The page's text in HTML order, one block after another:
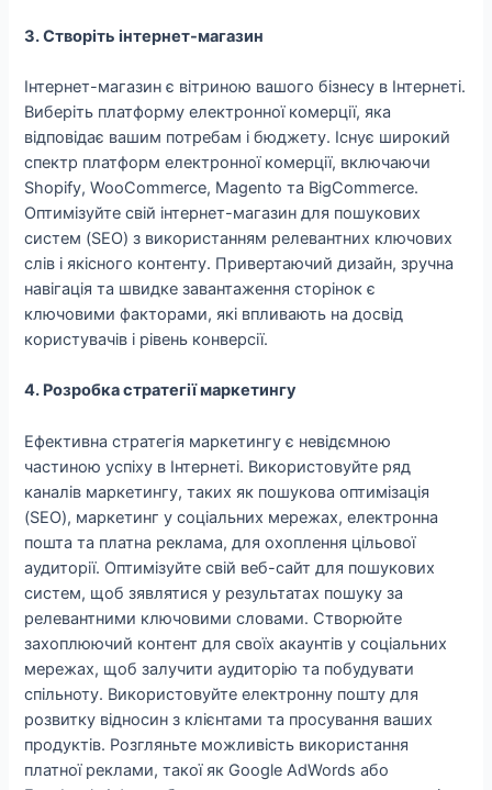
3. Створіть інтернет-магазин
Інтернет-магазин є вітриною вашого бізнесу в Інтернеті.
Виберіть платформу електронної комерції, яка
відповідає вашим потребам і бюджету. Існує широкий
спектр платформ електронної комерції, включаючи
Shopify, WooCommerce, Magento та BigCommerce.
Оптимізуйте свій інтернет-магазин для пошукових
систем (SEO) з використанням релевантних ключових
слів і якісного контенту. Привертаючий дизайн, зручна
навігація та швидке завантаження сторінок є
ключовими факторами, які впливають на досвід
користувачів і рівень конверсії.
4. Розробка стратегії маркетингу
Ефективна стратегія маркетингу є невідємною
частиною успіху в Інтернеті. Використовуйте ряд
каналів маркетингу, таких як пошукова оптимізація
(SEO), маркетинг у соціальних мережах, електронна
пошта та платна реклама, для охоплення цільової
аудиторії. Оптимізуйте свій веб-сайт для пошукових
систем, щоб зявлятися у результатах пошуку за
релевантними ключовими словами. Створюйте
захоплюючий контент для своїх акаунтів у соціальних
мережах, щоб залучити аудиторію та побудувати
спільноту. Використовуйте електронну пошту для
розвитку відносин з клієнтами та просування ваших
продуктів. Розгляньте можливість використання
платної реклами, такої як Google AdWords або